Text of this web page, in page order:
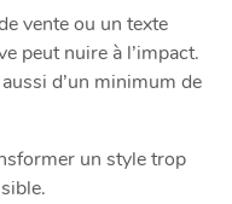
vente ou un texte
peut nuire à l’impact.
d’un minimum de
un style trop